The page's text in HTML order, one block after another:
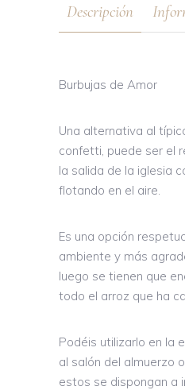
Descripción
Burbujas de Amor
Una alternativa al
confetti, puede ser el
la salida de la iglesia
flotando en el aire.
Es una opción
ambiente y más
luego se tienen que
todo el arroz que ha
Podéis utilizarlo en la
al salón del almuerzo
estos se dispongan a